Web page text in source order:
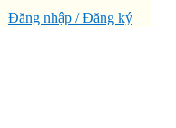
Đăng nhập / Đăng ký